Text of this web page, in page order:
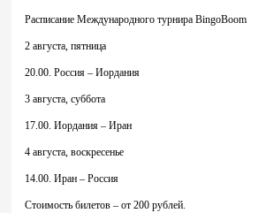
Расписание Международного турнира BingoBoom
2 августа, пятница
20.00. Россия – Иордания
3 августа, суббота
17.00. Иордания – Иран
4 августа, воскресенье
14.00. Иран – Россия
Стоимость билетов – от 200 рублей.